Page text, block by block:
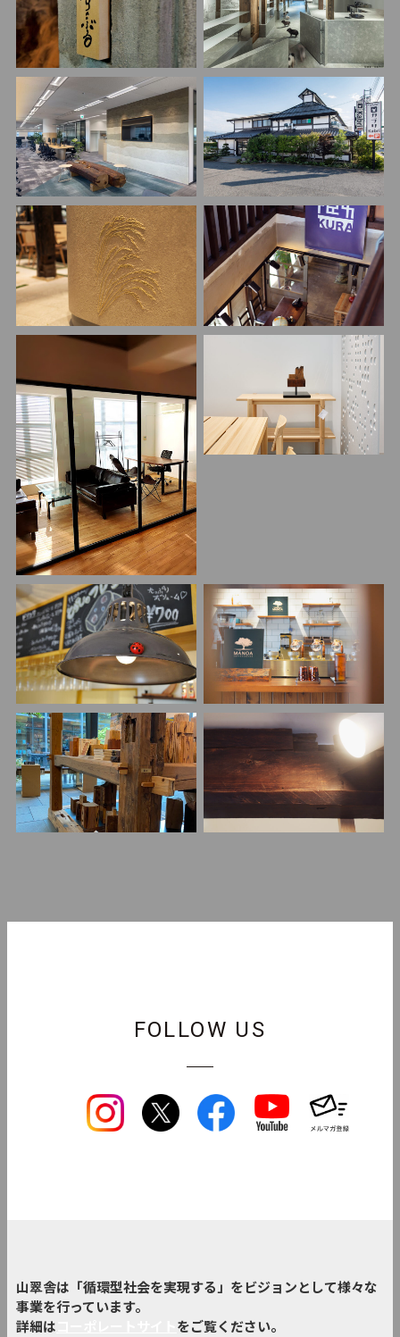
FOLLOW US
山翠舎は「循環型社会を実現する」をビジョンとして様々な
事業を行っています。
詳細は
をご覧ください。